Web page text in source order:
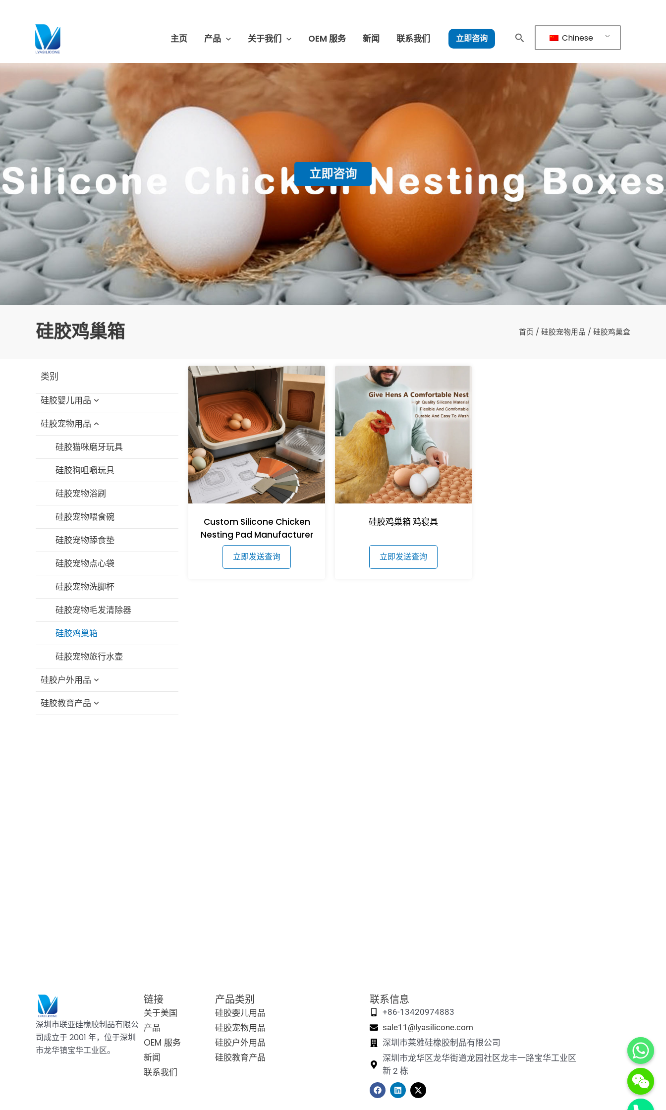
主页 产品 关于我们 OEM 服务 新闻 联系我们 立即咨询 Chinese
立即咨询
硅胶鸡巢箱 首页 / 硅胶宠物用品 / 硅胶鸡巢盒
类别
硅胶婴儿用品
硅胶婴儿洗澡玩具
硅胶奶瓶刷
硅胶喂食碗/勺套装
硅胶围兜
硅胶婴儿牙胶
硅胶奶嘴
硅胶吸管杯
硅胶吸管
硅胶吸奶器
硅胶奶嘴盒
硅胶宠物用品
硅胶猫咪磨牙玩具
硅胶狗咀嚼玩具
硅胶宠物浴刷
硅胶宠物喂食碗
硅胶宠物舔食垫
硅胶宠物点心袋
硅胶宠物洗脚杯
硅胶宠物毛发清除器
硅胶鸡巢箱
硅胶宠物旅行水壶
硅胶户外用品
硅胶折叠杯
硅胶教育产品
Custom Silicone Chicken
Nesting Pad Manufacturer
立即发送查询
硅胶鸡巢箱 鸡寝具
立即发送查询
深圳市联亚硅橡胶制品有限公
司成立于 2001 年，位于深圳
市龙华镇宝华工业区。
链接
关于美国
产品
OEM 服务
新闻
联系我们
产品类别
硅胶婴儿用品
硅胶宠物用品
硅胶户外用品
硅胶教育产品
联系信息
+86-13420974883
sale11@lyasilicone.com
深圳市莱雅硅橡胶制品有限公司
深圳市龙华区龙华街道龙园社区龙丰一路宝华工业区
新 2 栋
在
F
a
L
i
n
X
-
t